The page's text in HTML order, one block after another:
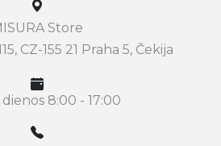
Store
CZ-155 21 Praha 5, Čekija
8:00 - 17:00